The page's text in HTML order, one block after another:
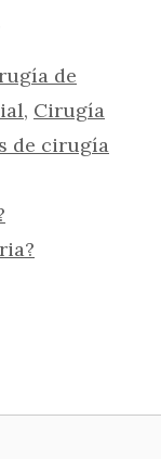
de
, Cirugía
de cirugía